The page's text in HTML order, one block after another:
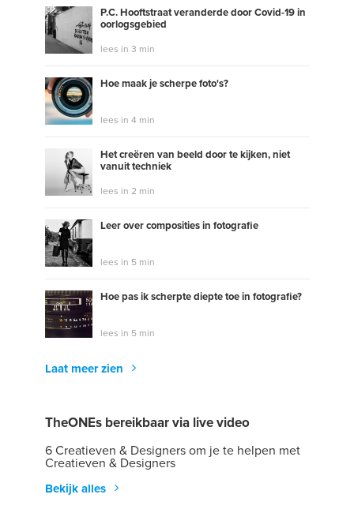
P.C. Hooftstraat veranderde door Covid-19 in
oorlogsgebied
lees in 3 min
Hoe maak je scherpe foto's?
lees in 4 min
Het creëren van beeld door te kijken, niet
vanuit techniek
lees in 2 min
Leer over composities in fotografie
lees in 5 min
Hoe pas ik scherpte diepte toe in fotografie?
lees in 5 min
Laat meer zien
TheONEs bereikbaar via live video
6 Creatieven & Designers om je te helpen met
Creatieven & Designers
Bekijk alles